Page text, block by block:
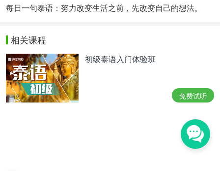
每日一句泰语：努力改变生活之前，先改变自己的想法。
相关课程
初级泰语入门体验班
免费试听